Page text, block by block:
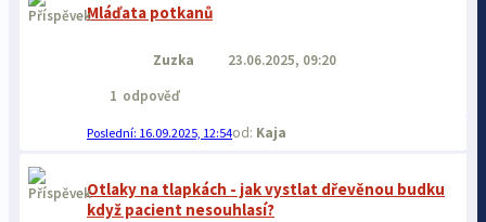
Mláďata potkanů
Zuzka
23.06.2025, 09:20
1 odpověď
16.09.2025, 12:54 Kaja
Otlaky na tlapkách - jak vystlat dřevěnou budku
když pacient nesouhlasí?